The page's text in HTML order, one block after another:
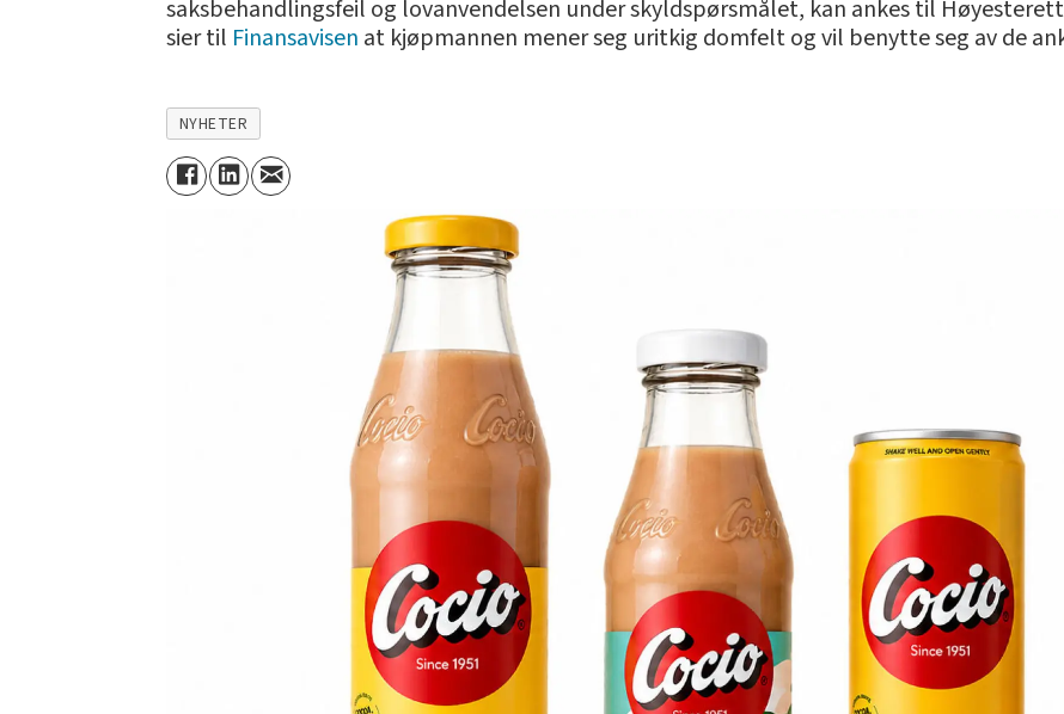
saksbehandlingsfeil og lovanvendelsen under skyldspørsmålet, kan ankes til
sier til Finansavisen at kjøpmannen mener seg uritkig domfelt og vil benytte seg av de
NYHETER